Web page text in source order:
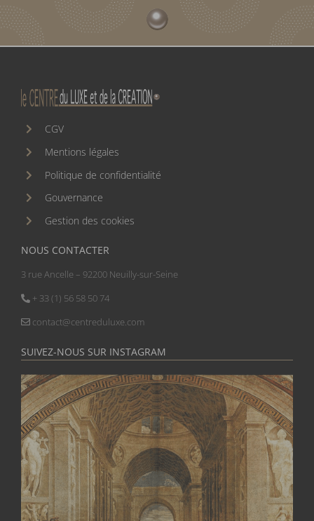
CGV
Mentions légales
Politique de confidentialité
Gouvernance
Gestion des cookies
NOUS CONTACTER
3 rue Ancelle – 92200 Neuilly-sur-Seine
+ 33 (1) 56 58 50 74
contact@centreduluxe.com
SUIVEZ-NOUS SUR INSTAGRAM